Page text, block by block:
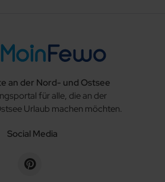
Ausstattung
erlaubt
Internet
an der Nord- und Ostsee
für alle, die an der
Urlaub machen möchten.
Social Media